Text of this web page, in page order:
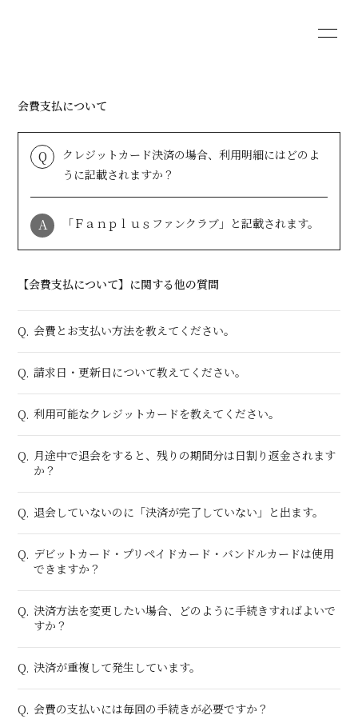
PHOTO
Q&A
会員登録 ログイン
会費支払について
Q
クレジットカード決済の場合、利用明細にはどのよ
うに記載されますか？
A 「Ｆａｎｐｌｕｓファンクラブ」と記載されます。
【会費支払について】に関する他の質問
Q. 会費とお支払い方法を教えてください。
Q. 請求日・更新日について教えてください。
Q. 利用可能なクレジットカードを教えてください。
Q. 月途中で退会をすると、残りの期間分は日割り返金されます
か？
Q. 退会していないのに「決済が完了していない」と出ます。
Q. デビットカード・プリペイドカード・バンドルカードは使用
できますか？
Q. 決済方法を変更したい場合、どのように手続きすればよいで
すか？
Q. 決済が重複して発生しています。
Q. 会費の支払いには毎回の手続きが必要ですか？